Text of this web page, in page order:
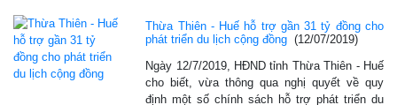
Thừa Thiên - Huế hỗ trợ gần 31 tỷ đồng cho
phát triển du lịch cộng đồng (12/07/2019)
Ngày 12/7/2019, HĐND tỉnh Thừa Thiên - Huế
cho biết, vừa thông qua nghị quyết về quy
định một số chính sách hỗ trợ phát triển du